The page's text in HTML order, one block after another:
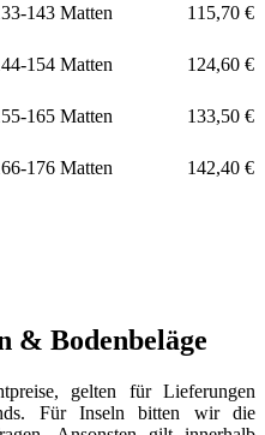
143 Matten 115,70 €
154 Matten 124,60 €
165 Matten 133,50 €
176 Matten 142,40 €
& Bodenbeläge
gelten für Lieferungen
Für Inseln bitten wir die